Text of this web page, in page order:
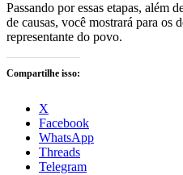
Passando por essas etapas, além
de causas, você mostrará para os
representante do povo.
Compartilhe isso:
X
Facebook
WhatsApp
Threads
Telegram